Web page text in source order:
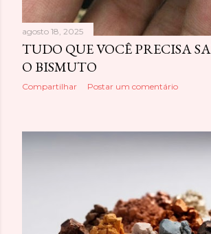
agosto 18, 2025
TUDO QUE VOCÊ PRECISA
O BISMUTO
Compartilhar Postar um comentário